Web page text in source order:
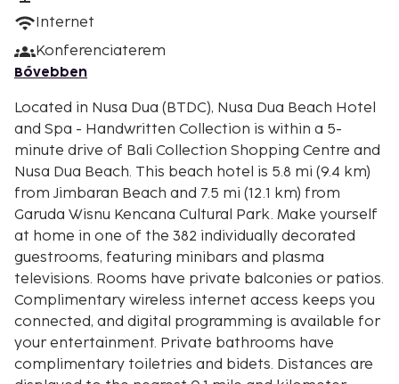
Internet
Konferenciaterem
Bővebben
Located in Nusa Dua (BTDC), Nusa Dua Beach Hotel
and Spa - Handwritten Collection is within a 5-
minute drive of Bali Collection Shopping Centre and
Nusa Dua Beach. This beach hotel is 5.8 mi (9.4 km)
from Jimbaran Beach and 7.5 mi (12.1 km) from
Garuda Wisnu Kencana Cultural Park. Make yourself
at home in one of the 382 individually decorated
guestrooms, featuring minibars and plasma
televisions. Rooms have private balconies or patios.
Complimentary wireless internet access keeps you
connected, and digital programming is available for
your entertainment. Private bathrooms have
complimentary toiletries and bidets. Distances are